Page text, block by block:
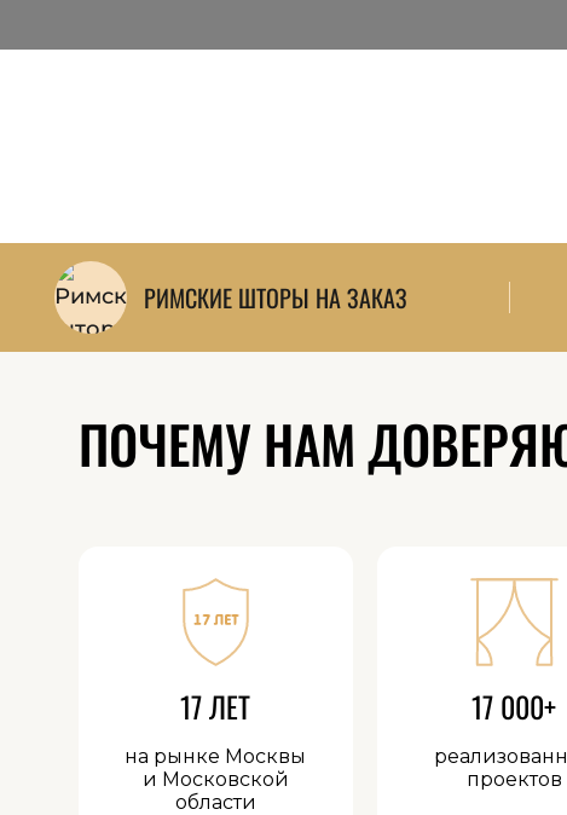
РИМСКИЕ ШТОРЫ НА ЗАКАЗ
ПОЧЕМУ НАМ
17 ЛЕТ
на рынке Москвы
и Московской
области
17 000+
проектов